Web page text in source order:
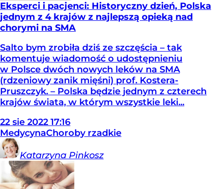
Eksperci i pacjenci: Historyczny dzień, Polska
jednym z 4 krajów z najlepszą opieką nad
chorymi na SMA
Salto bym zrobiła dziś ze szczęścia – tak
komentuje wiadomość o udostępnieniu
w Polsce dwóch nowych leków na SMA
(rdzeniowy zanik mięśni) prof. Kostera-
Pruszczyk. – Polska będzie jednym z czterech
krajów świata, w którym wszystkie leki...
22 sie 2022 17:16
MedycynaChoroby rzadkie
Katarzyna Pinkosz